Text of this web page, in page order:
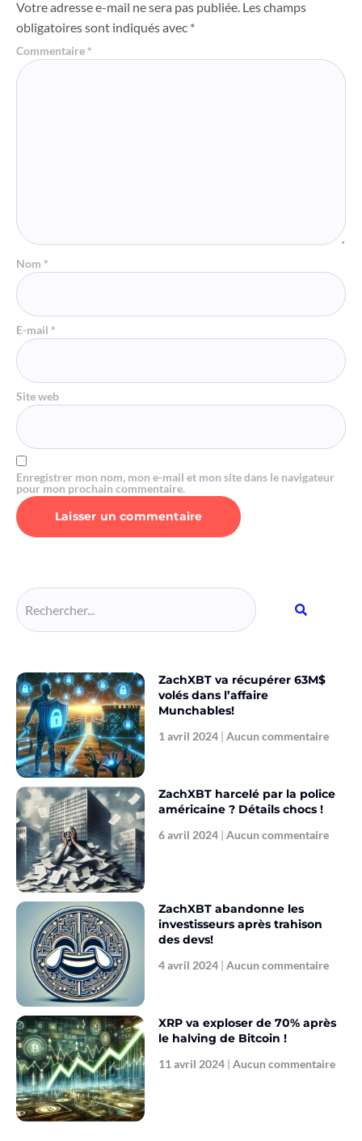
Votre adresse e-mail ne sera pas publiée. Les champs
obligatoires sont indiqués avec *
Commentaire *
Nom *
E-mail *
Site web
Enregistrer mon nom, mon e-mail et mon site dans le navigateur
pour mon prochain commentaire.
ZachXBT va récupérer 63M$
volés dans l’affaire
Munchables!
1 avril 2024 Aucun commentaire
ZachXBT harcelé par la police
américaine ? Détails chocs !
6 avril 2024 Aucun commentaire
ZachXBT abandonne les
investisseurs après trahison
des devs!
4 avril 2024 Aucun commentaire
XRP va exploser de 70% après
le halving de Bitcoin !
11 avril 2024 Aucun commentaire